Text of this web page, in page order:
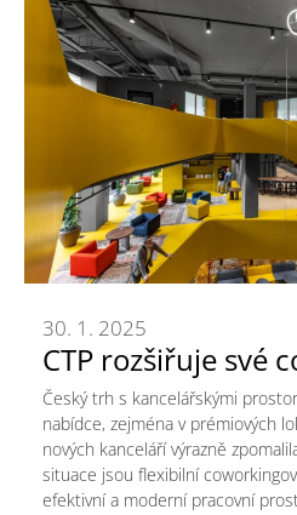
CTP rozšiřuje své
30. 1. 2025
Český trh s kancelářskými
nabídce, zejména v prémiových
nových kanceláří výrazně
situace jsou flexibilní
efektivní a moderní pracovní